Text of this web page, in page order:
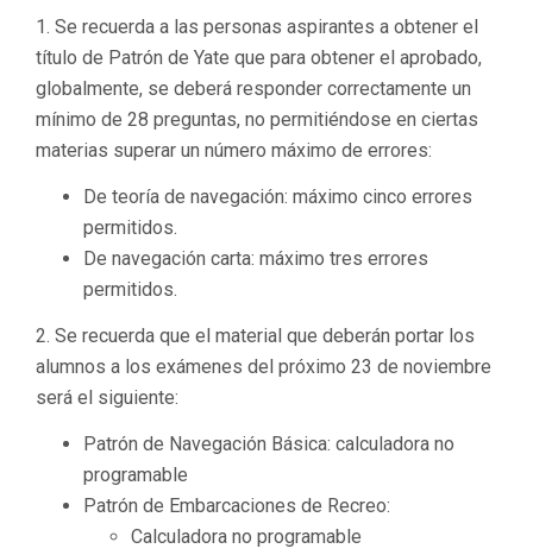
1. Se recuerda a las personas aspirantes a obtener el
título de Patrón de Yate que para obtener el aprobado,
globalmente, se deberá responder correctamente un
mínimo de 28 preguntas, no permitiéndose en ciertas
materias superar un número máximo de errores:
De teoría de navegación: máximo cinco errores
permitidos.
De navegación carta: máximo tres errores
permitidos.
2. Se recuerda que el material que deberán portar los
alumnos a los exámenes del próximo 23 de noviembre
será el siguiente:
Patrón de Navegación Básica: calculadora no
programable
Patrón de Embarcaciones de Recreo:
Calculadora no programable